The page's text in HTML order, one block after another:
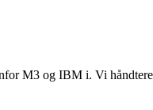
M3 og IBM i. Vi